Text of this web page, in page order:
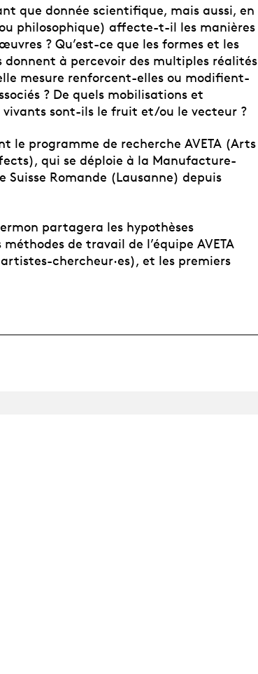
que donnée scientifique, mais aussi, en
philosophique) affecte-t-il les manières
? Qu’est-ce que les formes et les
à percevoir des multiples réalités
mesure renforcent-elles ou modifient-
? De quels mobilisations et
sont-ils le fruit et/ou le vecteur ?
le programme de recherche AVETA (Arts
qui se déploie à la Manufacture-
Suisse Romande (Lausanne) depuis
partagera les hypothèses
de travail de l’équipe AVETA
chercheur·es), et les premiers